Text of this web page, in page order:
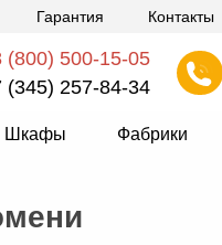
Гарантия Контакты
(800) 500-15-05
(345) 257-84-34
Шкафы Фабрики